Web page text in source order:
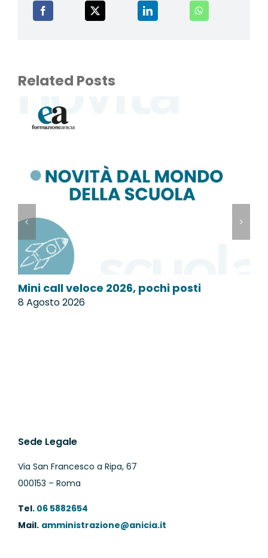
Related Posts
Mini call veloce 2026, pochi posti
8 Agosto 2026
Sede Legale
Via San Francesco a Ripa, 67
000153 – Roma
Tel.06 5882654
Mail. amministrazione@anicia.it